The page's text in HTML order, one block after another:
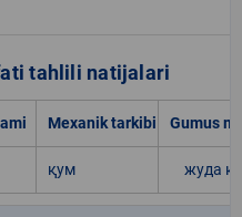
tahlili natijalari
Mexanik tarkibi Gumus
қум жуда